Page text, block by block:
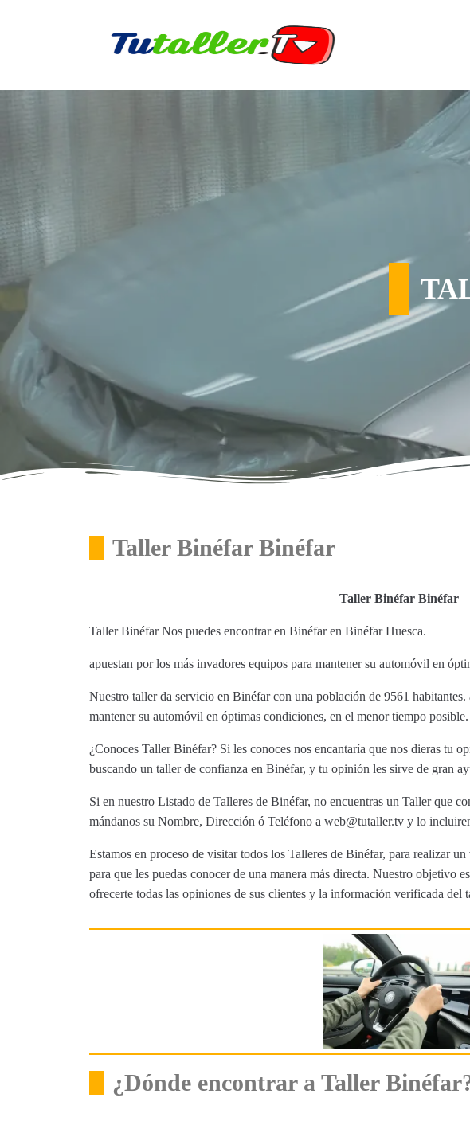
Taller Binéfar Binéfar
Taller Binéfar Binéfar
Taller Binéfar Nos puedes encontrar en Binéfar en Binéfar Huesca.
apuestan por los más invadores equipos para mantener su automóvil en
Nuestro taller da servicio en Binéfar con una población de 9561 habitantes.
mantener su automóvil en óptimas condiciones, en el menor tiempo posible.
¿Conoces Taller Binéfar? Si les conoces nos encantaría que nos dieras tu
buscando un taller de confianza en Binéfar, y tu opinión les sirve de gran
Si en nuestro Listado de Talleres de Binéfar, no encuentras un Taller que
mándanos su Nombre, Dirección ó Teléfono a web@tutaller.tv y lo
Estamos en proceso de visitar todos los Talleres de Binéfar, para realizar
para que les puedas conocer de una manera más directa. Nuestro objetivo
ofrecerte todas las opiniones de sus clientes y la información verificada del
¿Dónde encontrar a Taller